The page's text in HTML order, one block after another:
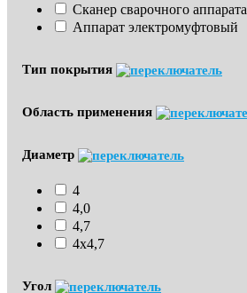
Сканер сварочного аппарата
Аппарат электромуфтовый
Тип покрытия
Область применения
Диаметр
4
4,0
4,7
4х4,7
Угол